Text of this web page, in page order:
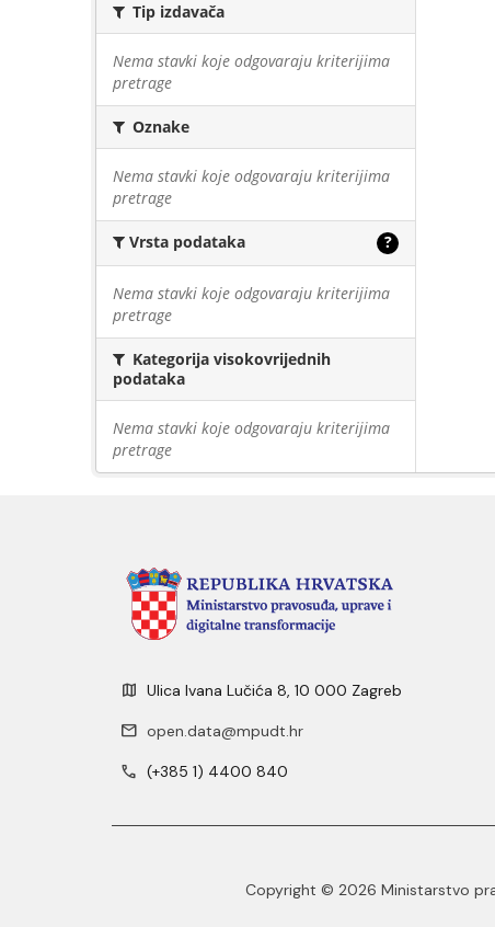
Tip izdavača
Nema stavki koje odgovaraju kriterijima
pretrage
Oznake
Nema stavki koje odgovaraju kriterijima
pretrage
Vrsta podataka ?
Nema stavki koje odgovaraju kriterijima
pretrage
Kategorija visokovrijednih
podataka
Nema stavki koje odgovaraju kriterijima
pretrage